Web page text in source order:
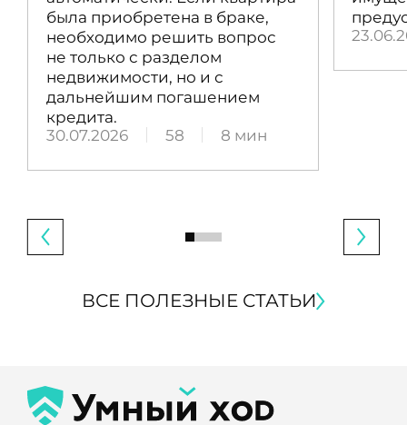
была приобретена в браке,
необходимо решить вопрос
не только с разделом
недвижимости, но и с
дальнейшим погашением
кредита.
30.07.2026
58 8 мин
ВСЕ ПОЛЕЗНЫЕ СТАТЬИ